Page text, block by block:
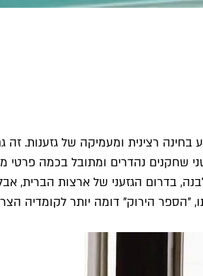
רצינית ומעמיקה של גזענות.
נהדרים ומתובל בכמה פרטי
לבנה, בדרום הגזעני של ארצות
יותר לקומדיה הצרפתית "מחוברים